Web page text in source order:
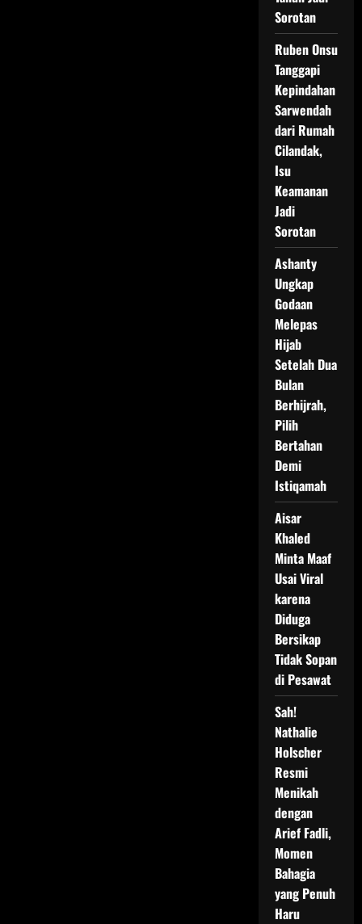
Sorotan
Ruben Onsu
Tanggapi
Kepindahan
Sarwendah
dari Rumah
Cilandak,
Isu
Keamanan
Jadi
Sorotan
Ashanty
Ungkap
Godaan
Melepas
Hijab
Setelah Dua
Bulan
Berhijrah,
Pilih
Bertahan
Demi
Istiqamah
Aisar
Khaled
Minta Maaf
Usai Viral
karena
Diduga
Bersikap
Tidak Sopan
di Pesawat
Sah!
Nathalie
Holscher
Resmi
Menikah
dengan
Arief Fadli,
Momen
Bahagia
yang Penuh
Haru